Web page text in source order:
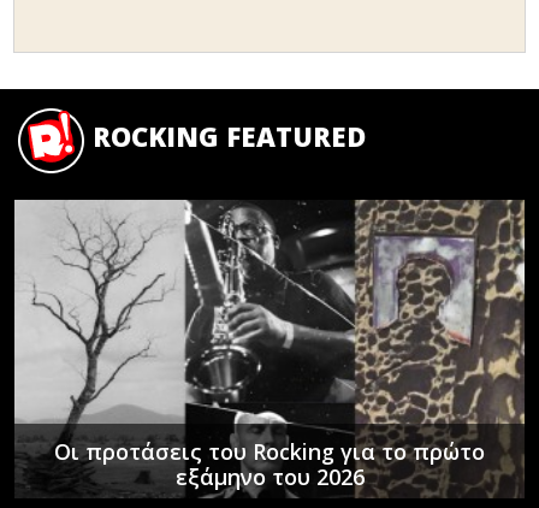
ROCKING FEATURED
Οι προτάσεις του Rocking για το πρώτο
εξάμηνο του 2026